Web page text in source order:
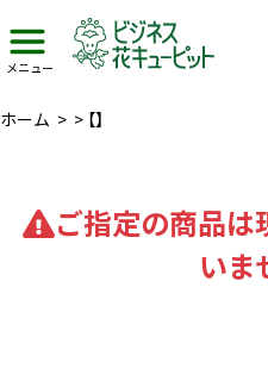
メニュー
ホーム > > 【】
ご指定の商品は
いま